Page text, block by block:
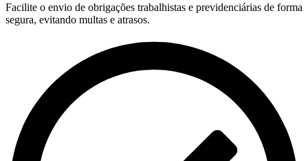
Facilite o envio de obrigações trabalhistas e previdenciárias de forma
segura, evitando multas e atrasos.